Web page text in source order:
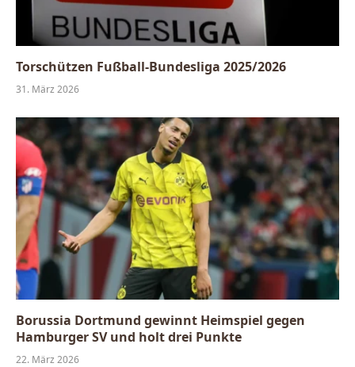
Torschützen Fußball-Bundesliga 2025/2026
31. März 2026
Borussia Dortmund gewinnt Heimspiel gegen
Hamburger SV und holt drei Punkte
22. März 2026